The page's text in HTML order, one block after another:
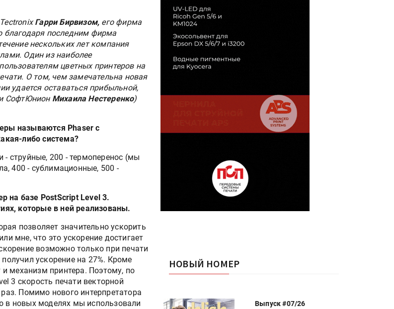
Гарри Бирвизом, его фирма
благодаря последним фирма
нескольких лет компания
Один из наиболее
цветных принтеров на
О том, чем замечательна новая
удается оставаться прибыльной,
СофтЮнион Михаила Нестеренко)
называются Phaser с
либо система?
- струйные, 200 - термоперенос (мы
400 - сублимационные, 500 -
на базе PostScript Level 3.
которые в ней реализованы.
позволяет значительно ускорить
мне, что это ускорение достигает
возможно только при печати
ускорение на 27%. Кроме
и механизм принтера. Поэтому, по
3 скорость печати векторной
Помимо нового интерпретатора
в новых моделях мы использовали
НОВЫЙ НОМЕР
Выпуск #07/26